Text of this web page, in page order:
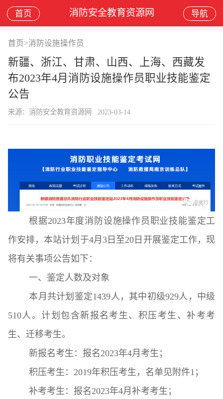
首页 消防安全教育资源网 导航
首页 >消防设施操作员
新疆、浙江、甘肃、山西、上海、西藏发
布2023年4月消防设施操作员职业技能鉴定
公告
来源：消防安全教育资源网 2023-03-14
根据2023年度消防设施操作员职业技能鉴定工
作安排，本站计划于4月3日至20日开展鉴定工作，现
将有关事项公告如下：
一、鉴定人数及对象
本月共计划鉴定1439人，其中初级929人，中级
510人。计划包含新报名考生、积压考生、补考考
生、迁移考生。
新报名考生：报名2023年4月考生；
积压考生：2019年积压考生，名单见附件1；
补考考生：报名2023年4月补考考生；